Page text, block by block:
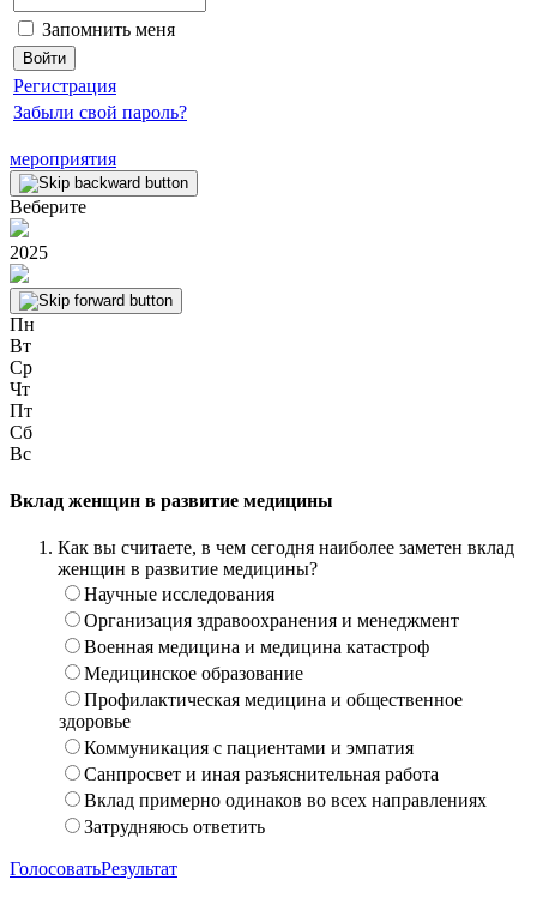
Запомнить меня
Регистрация
Забыли свой пароль?
мероприятия
Веберите
2025
Пн
Вт
Ср
Чт
Пт
Сб
Вс
Вклад женщин в развитие медицины
Как вы считаете, в чем сегодня наиболее заметен вклад
женщин в развитие медицины?
Научные исследования
Организация здравоохранения и менеджмент
Военная медицина и медицина катастроф
Медицинское образование
Профилактическая медицина и общественное
здоровье
Коммуникация с пациентами и эмпатия
Санпросвет и иная разъяснительная работа
Вклад примерно одинаков во всех направлениях
Затрудняюсь ответить
ГолосоватьРезультат